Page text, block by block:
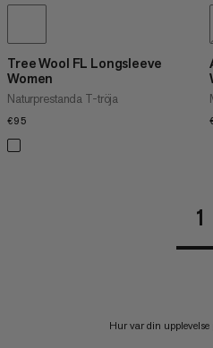
Tree Wool FL Longsleeve
Women
Naturprestanda T-tröja
€95
1
Hur var din